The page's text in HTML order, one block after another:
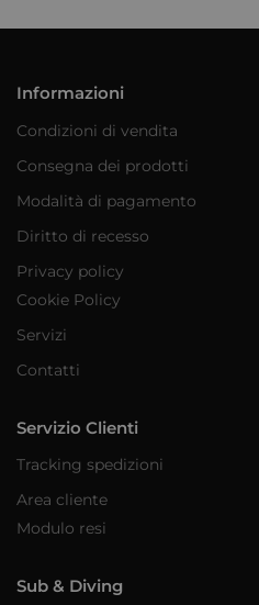
Informazioni
Condizioni di vendita
Consegna dei prodotti
Modalità di pagamento
Diritto di recesso
Privacy policy
Cookie Policy
Servizi
Contatti
Servizio Clienti
Tracking spedizioni
Area cliente
Modulo resi
Sub & Diving